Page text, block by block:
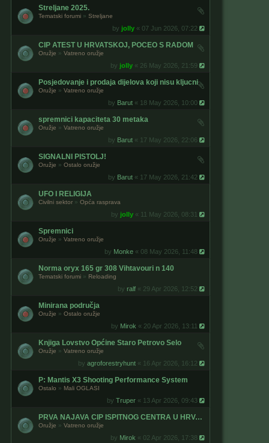
Streljane 2025.
Tematski forumi » Streljane
by jolly« 07 Jun 2026, 07:22
CIP ATEST U HRVATSKOJ, POCEO S RADOM
Oružje » Vatreno oružje
by jolly« 26 May 2026, 21:59
Posjedovanje i prodaja dijelova koji nisu kljucni
Oružje » Vatreno oružje
by Barut« 18 May 2026, 10:00
spremnici kapaciteta 30 metaka
Oružje » Vatreno oružje
by Barut« 17 May 2026, 22:06
SIGNALNI PISTOLJ!
Oružje » Ostalo oružje
by Barut« 17 May 2026, 21:42
UFO I RELIGIJA
Civilni sektor » Opća rasprava
by jolly« 11 May 2026, 08:31
Spremnici
Oružje » Vatreno oružje
by Monke« 08 May 2026, 11:48
Norma oryx 165 gr 308 Vihtavouri n 140
Tematski forumi » Reloading
by ralf« 29 Apr 2026, 12:52
Minirana područja
Oružje » Ostalo oružje
by Mirok « 20 Apr 2026, 13:11
Knjiga Lovstvo Općine Staro Petrovo Selo
Oružje » Vatreno oružje
by agroforestryhunt« 16 Apr 2026, 16:12
P: Mantis X3 Shooting Performance System
Ostalo » Mali OGLASI
by Truper« 13 Apr 2026, 09:43
PRVA NAJAVA CIP ISPITNOG CENTRA U HRVATSKOJ
Oružje » Vatreno oružje
by Mirok « 02 Apr 2026, 17:38